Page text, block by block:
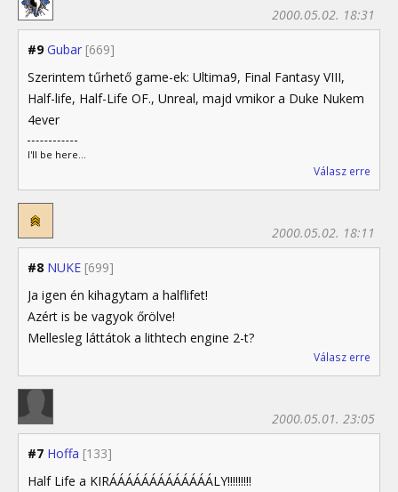
#9 Gubar [669]
2000.05.02. 18:31
Szerintem tűrhető game-ek: Ultima9, Final Fantasy VIII,
Half-life, Half-Life OF., Unreal, majd vmikor a Duke Nukem
4ever
I'll be here...
Válasz erre
#8 NUKE [699]
2000.05.02. 18:11
Ja igen én kihagytam a halflifet!
Azért is be vagyok őrölve!
Mellesleg láttátok a lithtech engine 2-t?
Válasz erre
#7 Hoffa [133]
2000.05.01. 23:05
Half Life a KIRÁÁÁÁÁÁÁÁÁÁÁÁÁLY!!!!!!!!!